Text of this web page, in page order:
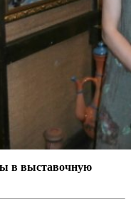
в выставочную